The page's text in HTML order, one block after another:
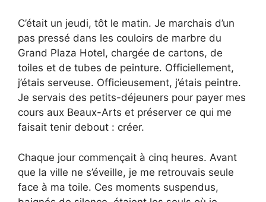
C’était un jeudi, tôt le matin. Je marchais d’un
pas pressé dans les couloirs de marbre du
Grand Plaza Hotel, chargée de cartons, de
toiles et de tubes de peinture. Officiellement,
j’étais serveuse. Officieusement, j’étais peintre.
Je servais des petits-déjeuners pour payer mes
cours aux Beaux-Arts et préserver ce qui me
faisait tenir debout : créer.
Chaque jour commençait à cinq heures. Avant
que la ville ne s’éveille, je me retrouvais seule
face à ma toile. Ces moments suspendus,